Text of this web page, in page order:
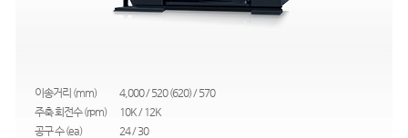
이송거리 (mm)
4,000 / 520 (620) / 570
주축 회전수 (rpm)
10K / 12K
공구 수 (ea)
24 / 30